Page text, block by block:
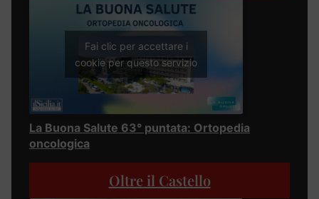
Fai clic per accettare i
cookie per questo servizio
La Buona Salute 63° puntata: Ortopedia
oncologica
Oltre il Castello